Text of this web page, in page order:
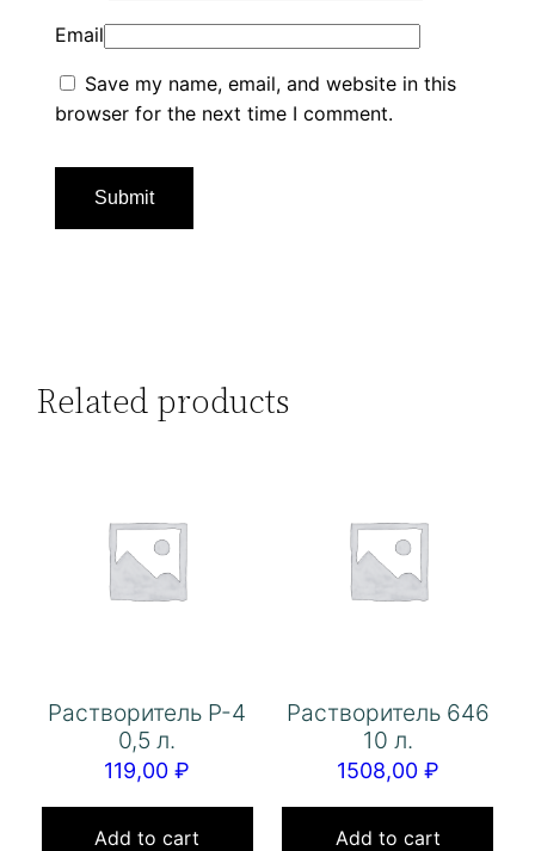
Email
Save my name, email, and website in this
browser for the next time I comment.
Related products
Растворитель Р-4
0,5 л.
119,00₽
Add to cart
Растворитель 646
10 л.
1508,00 ₽
Add to cart